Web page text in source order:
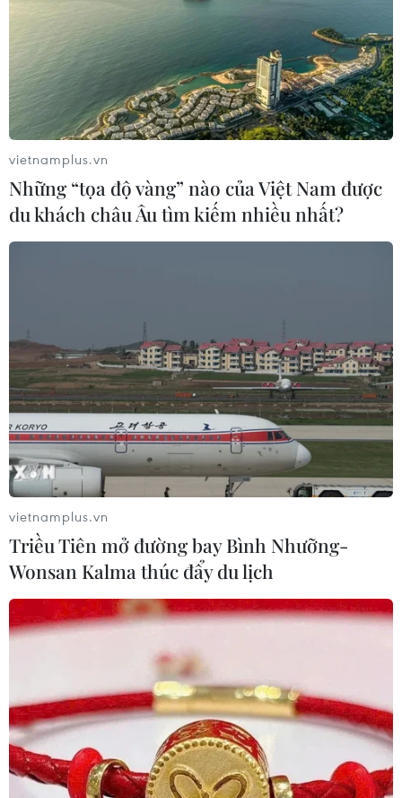
vietnamplus.vn
Những “tọa độ vàng” nào của Việt Nam được
du khách châu Âu tìm kiếm nhiều nhất?
vietnamplus.vn
Triều Tiên mở đường bay Bình Nhưỡng-
Wonsan Kalma thúc đẩy du lịch